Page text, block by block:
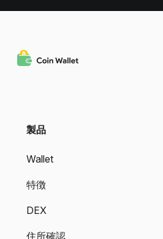
製品
Wallet
特徴
DEX
住所確認